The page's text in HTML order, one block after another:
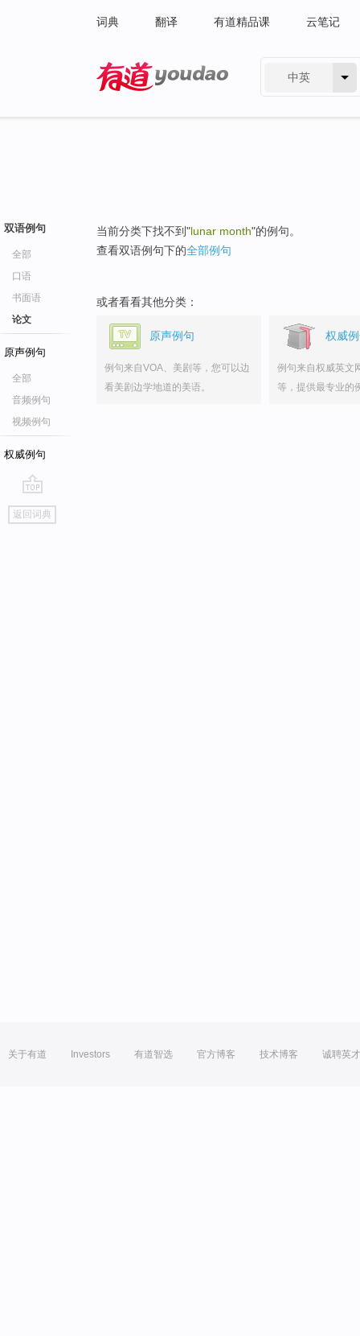
词典 翻译 有道精品课 云笔记
中英
双语例句
全部
口语
书面语
论文
原声例句
全部
音频例句
视频例句
权威例句
go
top
返回词典
当前分类下找不到"lunar month"的例句。
查看双语例句下的全部例句
或者看看其他分类：
原声例句
例句来自VOA、美剧等，您可以边
看美剧边学地道的美语。
权威
例句来自权威英文
等，提供最专业的
关于有道 Investors 有道智选 官方博客 技术博客 诚聘英才